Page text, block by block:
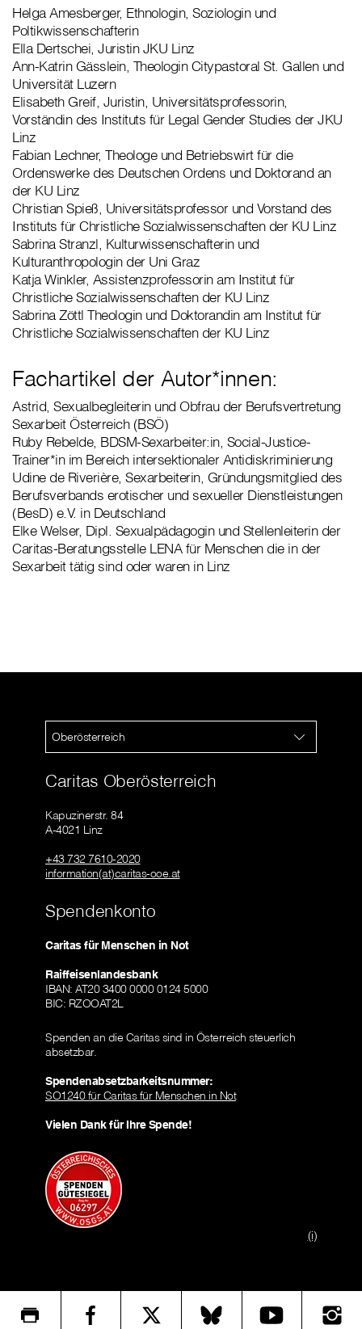
Helga Amesberger, Ethnologin, Soziologin und
Poltikwissenschafterin
Ella Dertschei, Juristin JKU Linz
Ann-Katrin Gässlein, Theologin Citypastoral St. Gallen und
Universität Luzern
Elisabeth Greif, Juristin, Universitätsprofessorin,
Vorständin des Instituts für Legal Gender Studies der JKU
Linz
Fabian Lechner, Theologe und Betriebswirt für die
Ordenswerke des Deutschen Ordens und Doktorand an
der KU Linz
Christian Spieß, Universitätsprofessor und Vorstand des
Instituts für Christliche Sozialwissenschaften der KU Linz
Sabrina Stranzl, Kulturwissenschafterin und
Kulturanthropologin der Uni Graz
Katja Winkler, Assistenzprofessorin am Institut für
Christliche Sozialwissenschaften der KU Linz
Sabrina Zöttl Theologin und Doktorandin am Institut für
Christliche Sozialwissenschaften der KU Linz
Fachartikel der Autor*innen:
Astrid, Sexualbegleiterin und Obfrau der Berufsvertretung
Sexarbeit Österreich (BSÖ)
Ruby Rebelde, BDSM-Sexarbeiter:in, Social-Justice-
Trainer*in im Bereich intersektionaler Antidiskriminierung
Udine de Riverière, Sexarbeiterin, Gründungsmitglied des
Berufsverbands erotischer und sexueller Dienstleistungen
(BesD) e.V. in Deutschland
Elke Welser, Dipl. Sexualpädagogin und Stellenleiterin der
Caritas-Beratungsstelle LENA für Menschen die in der
Sexarbeit tätig sind oder waren in Linz
Oberösterreich
Caritas Oberösterreich
Kapuzinerstr. 84
A-4021 Linz
+43 732 7610-2020
information(at)caritas-ooe.at
Spendenkonto
Caritas für Menschen in Not
Raiffeisenlandesbank
IBAN: AT20 3400 0000 0124 5000
BIC: RZOOAT2L
Spenden an die Caritas sind in Österreich steuerlich
absetzbar.
Spendenabsetzbarkeitsnummer:
SO1240 für Caritas für Menschen in Not
Vielen Dank für Ihre Spende!
(i)